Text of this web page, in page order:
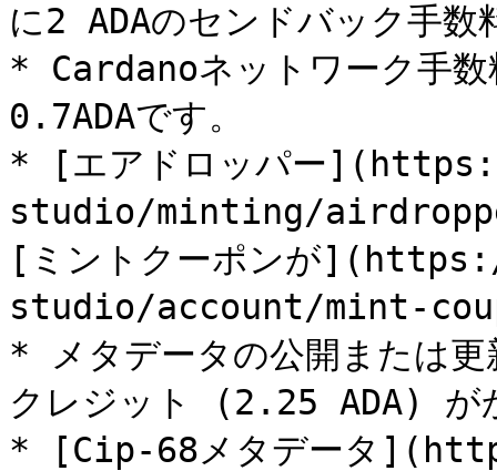
に2 ADAのセンドバック手数
* Cardanoネットワーク手
0.7ADAです。
* [エアドロッパー
studio/minting/
[ミントクーポンが
studio/account/mint-
* メタデータの公開または
クレジット (2.25 ADA) が
* [Cip-68メタデータ